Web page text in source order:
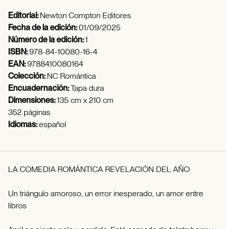
Editorial:Newton Compton Editores
Fecha de la edición:01/09/2025
Número de la edición:1
ISBN:978-84-10080-16-4
EAN:9788410080164
Colección:NC Romántica
Encuadernación:Tapa dura
Dimensiones:135 cm x 210 cm
352 páginas
Idiomas:español
LA COMEDIA ROMÁNTICA REVELACIÓN DEL AÑO
Un triángulo amoroso, un error inesperado, un amor entre
libros